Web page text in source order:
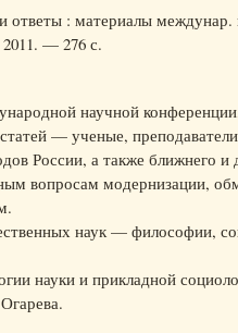
ответы : материалы
— 276 с.
научной
— ученые,
России, а также ближнего и
вопросам модернизации,
наук — философии,
науки и прикладной